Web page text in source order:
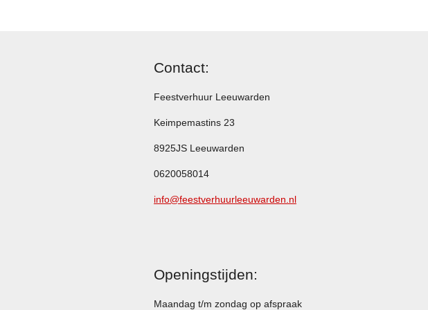
Contact:
Feestverhuur Leeuwarden
Keimpemastins 23
8925JS Leeuwarden
0620058014
info@feestverhuurleeuwarden.nl
Openingstijden:
Maandag t/m zondag op afspraak